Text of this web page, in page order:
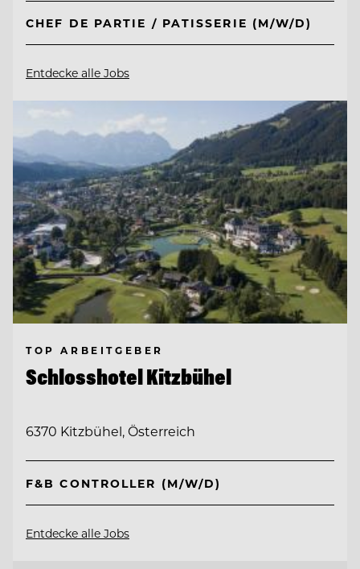
CHEF DE PARTIE / PATISSERIE (M/W/D)
Entdecke alle Jobs
TOP ARBEITGEBER
Schlosshotel Kitzbühel
6370 Kitzbühel, Österreich
F&B CONTROLLER (M/W/D)
Entdecke alle Jobs